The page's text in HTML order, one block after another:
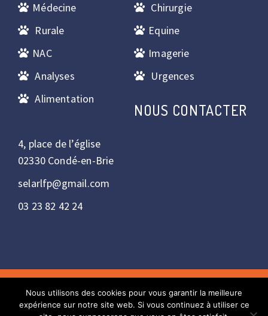
Médecine
Chirurgie
Rurale
Equine
NAC
Imagerie
Analyses
Urgences
Alimentation
NOUS CONTACTER
4, place de l’église
02330 Condé-en-Brie
selarlfp@gmail.com
03 23 82 42 24
Copyright © 2022 - Réalisation : Bulles2com. Tous droits
réservés.
Nous utilisons des cookies pour vous garantir la meilleure
expérience sur notre site web. Si vous continuez à utiliser ce